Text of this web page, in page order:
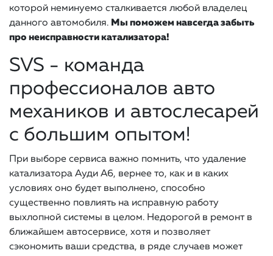
которой неминуемо сталкивается любой владелец
данного автомобиля. Мы поможем навсегда забыть
про неисправности катализатора!
SVS - команда
профессионалов авто
механиков и автослесарей
с большим опытом!
При выборе сервиса важно помнить, что удаление
катализатора Ауди А6, вернее то, как и в каких
условиях оно будет выполнено, способно
существенно повлиять на исправную работу
выхлопной системы в целом. Недорогой в ремонт в
ближайшем автосервисе, хотя и позволяет
сэкономить ваши средства, в ряде случаев может